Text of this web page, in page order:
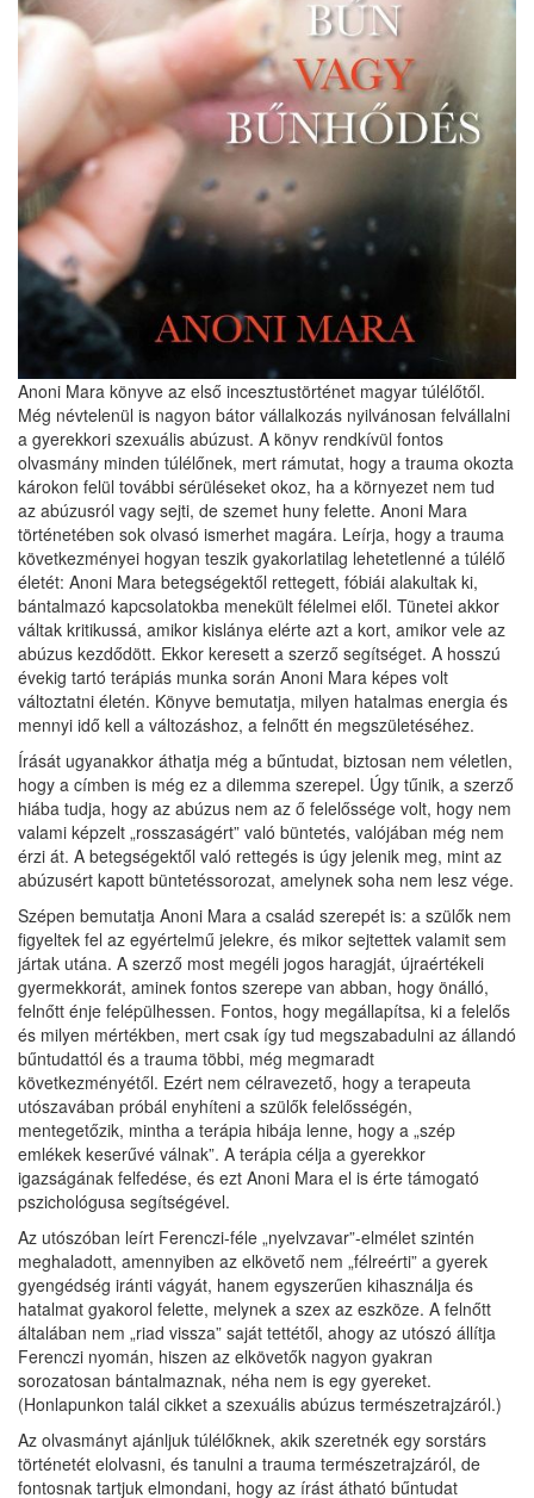
Anoni Mara könyve az első incesztustörténet magyar túlélőtől.
Még névtelenül is nagyon bátor vállalkozás nyilvánosan felvállalni
a gyerekkori szexuális abúzust. A könyv rendkívül fontos
olvasmány minden túlélőnek, mert rámutat, hogy a trauma okozta
károkon felül további sérüléseket okoz, ha a környezet nem tud
az abúzusról vagy sejti, de szemet huny felette. Anoni Mara
történetében sok olvasó ismerhet magára. Leírja, hogy a trauma
következményei hogyan teszik gyakorlatilag lehetetlenné a túlélő
életét: Anoni Mara betegségektől rettegett, fóbiái alakultak ki,
bántalmazó kapcsolatokba menekült félelmei elől. Tünetei akkor
váltak kritikussá, amikor kislánya elérte azt a kort, amikor vele az
abúzus kezdődött. Ekkor keresett a szerző segítséget. A hosszú
évekig tartó terápiás munka során Anoni Mara képes volt
változtatni életén. Könyve bemutatja, milyen hatalmas energia és
mennyi idő kell a változáshoz, a felnőtt én megszületéséhez.
Írását ugyanakkor áthatja még a bűntudat, biztosan nem véletlen,
hogy a címben is még ez a dilemma szerepel. Úgy tűnik, a szerző
hiába tudja, hogy az abúzus nem az ő felelőssége volt, hogy nem
valami képzelt „rosszaságért” való büntetés, valójában még nem
érzi át. A betegségektől való rettegés is úgy jelenik meg, mint az
abúzusért kapott büntetéssorozat, amelynek soha nem lesz vége.
Szépen bemutatja Anoni Mara a család szerepét is: a szülők nem
figyeltek fel az egyértelmű jelekre, és mikor sejtettek valamit sem
jártak utána. A szerző most megéli jogos haragját, újraértékeli
gyermekkorát, aminek fontos szerepe van abban, hogy önálló,
felnőtt énje felépülhessen. Fontos, hogy megállapítsa, ki a felelős
és milyen mértékben, mert csak így tud megszabadulni az állandó
bűntudattól és a trauma többi, még megmaradt
következményétől. Ezért nem célravezető, hogy a terapeuta
utószavában próbál enyhíteni a szülők felelősségén,
mentegetőzik, mintha a terápia hibája lenne, hogy a „szép
emlékek keserűvé válnak”. A terápia célja a gyerekkor
igazságának felfedése, és ezt Anoni Mara el is érte támogató
pszichológusa segítségével.
Az utószóban leírt Ferenczi-féle „nyelvzavar”-elmélet szintén
meghaladott, amennyiben az elkövető nem „félreérti” a gyerek
gyengédség iránti vágyát, hanem egyszerűen kihasználja és
hatalmat gyakorol felette, melynek a szex az eszköze. A felnőtt
általában nem „riad vissza” saját tettétől, ahogy az utószó állítja
Ferenczi nyomán, hiszen az elkövetők nagyon gyakran
sorozatosan bántalmaznak, néha nem is egy gyereket.
(Honlapunkon talál cikket a szexuális abúzus természetrajzáról.)
Az olvasmányt ajánljuk túlélőknek, akik szeretnék egy sorstárs
történetét elolvasni, és tanulni a trauma természetrajzáról, de
fontosnak tartjuk elmondani, hogy az írást átható bűntudat